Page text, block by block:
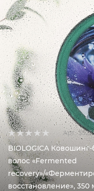
Арт.:
BIOLOGICA
волос «Fermented
recovery»/
восстановление», 350